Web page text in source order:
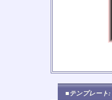
■テンプレート: